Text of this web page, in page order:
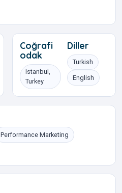
Coğrafi
odak
Istanbul,
Turkey
Diller
Turkish
English
Performance Marketing